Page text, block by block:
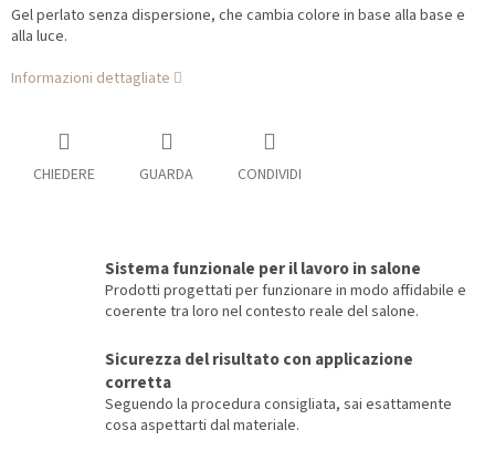
Gel perlato senza dispersione, che cambia colore in base alla base e
alla luce.
Informazioni dettagliate
CHIEDERE GUARDA CONDIVIDI
Sistema funzionale per il lavoro in salone
Prodotti progettati per funzionare in modo affidabile e
coerente tra loro nel contesto reale del salone.
Sicurezza del risultato con applicazione
corretta
Seguendo la procedura consigliata, sai esattamente
cosa aspettarti dal materiale.